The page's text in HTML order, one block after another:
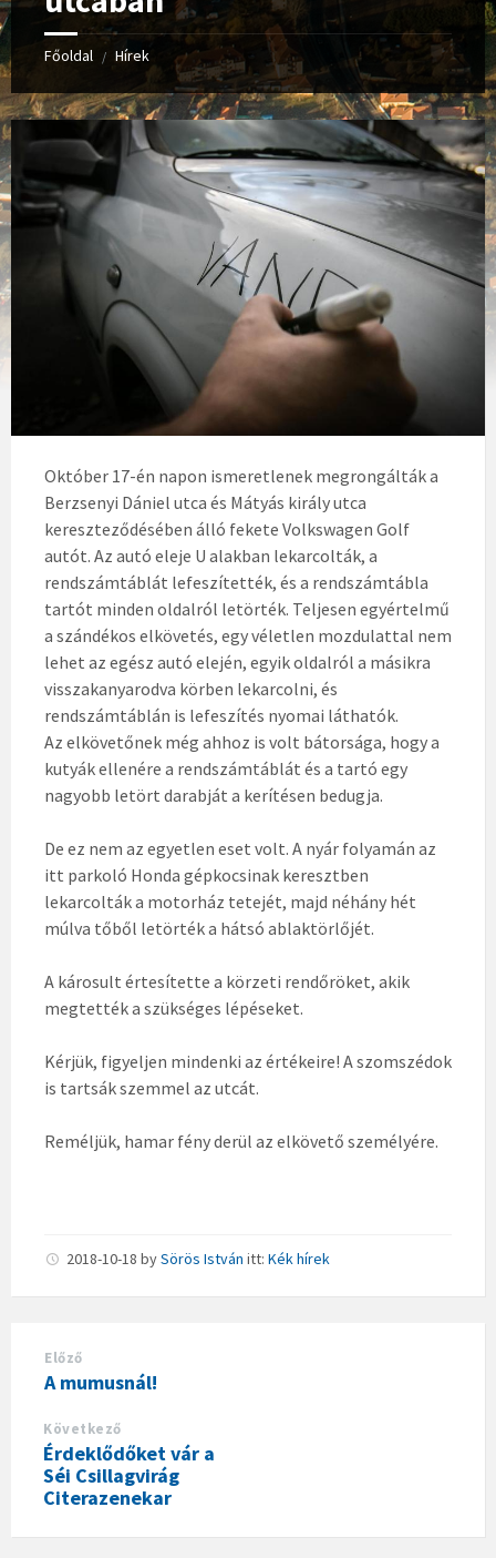
Főoldal / Hírek
Október 17-én napon ismeretlenek megrongálták a
Berzsenyi Dániel utca és Mátyás király utca
kereszteződésében álló fekete Volkswagen Golf
autót. Az autó eleje U alakban lekarcolták, a
rendszámtáblát lefeszítették, és a rendszámtábla
tartót minden oldalról letörték. Teljesen egyértelmű
a szándékos elkövetés, egy véletlen mozdulattal nem
lehet az egész autó elején, egyik oldalról a másikra
visszakanyarodva körben lekarcolni, és
rendszámtáblán is lefeszítés nyomai láthatók.
Az elkövetőnek még ahhoz is volt bátorsága, hogy a
kutyák ellenére a rendszámtáblát és a tartó egy
nagyobb letört darabját a kerítésen bedugja.
De ez nem az egyetlen eset volt. A nyár folyamán az
itt parkoló Honda gépkocsinak keresztben
lekarcolták a motorház tetejét, majd néhány hét
múlva tőből letörték a hátsó ablaktörlőjét.
A károsult értesítette a körzeti rendőröket, akik
megtették a szükséges lépéseket.
Kérjük, figyeljen mindenki az értékeire! A szomszédok
is tartsák szemmel az utcát.
Reméljük, hamar fény derül az elkövető személyére.
2018-10-18 bySörös István itt: Kék hírek
Előző
A mumusnál!
Következő
Érdeklődőket vár a
Séi Csillagvirág
Citerazenekar